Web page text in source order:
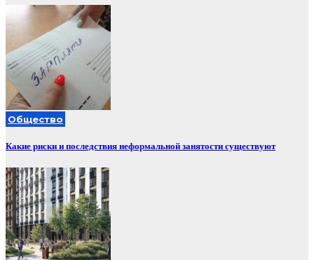
Общество
Какие риски и последствия неформальной занятости существуют